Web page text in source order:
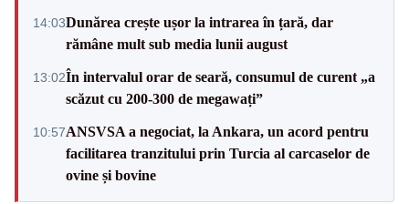
14:03Dunărea crește ușor la intrarea în țară, dar
rămâne mult sub media lunii august
13:02În intervalul orar de seară, consumul de curent „a
scăzut cu 200-300 de megawați”
10:57ANSVSA a negociat, la Ankara, un acord pentru
facilitarea tranzitului prin Turcia al carcaselor de
ovine și bovine